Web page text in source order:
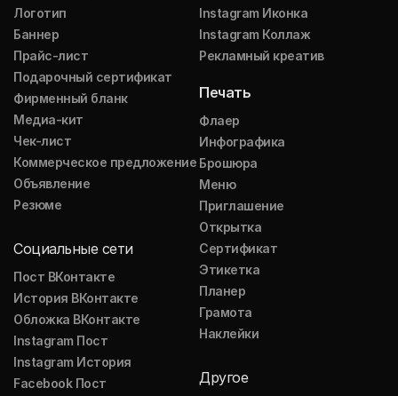
Логотип
Баннер
Прайс-лист
Подарочный сертификат
Фирменный бланк
Медиа-кит
Чек-лист
Коммерческое предложение
Объявление
Резюме
Социальные сети
Пост ВКонтакте
История ВКонтакте
Обложка ВКонтакте
Instagram Пост
Instagram История
Facebook Пост
Instagram Иконка
Instagram Коллаж
Рекламный креатив
Печать
Флаер
Инфографика
Брошюра
Меню
Приглашение
Открытка
Сертификат
Этикетка
Планер
Грамота
Наклейки
Другое